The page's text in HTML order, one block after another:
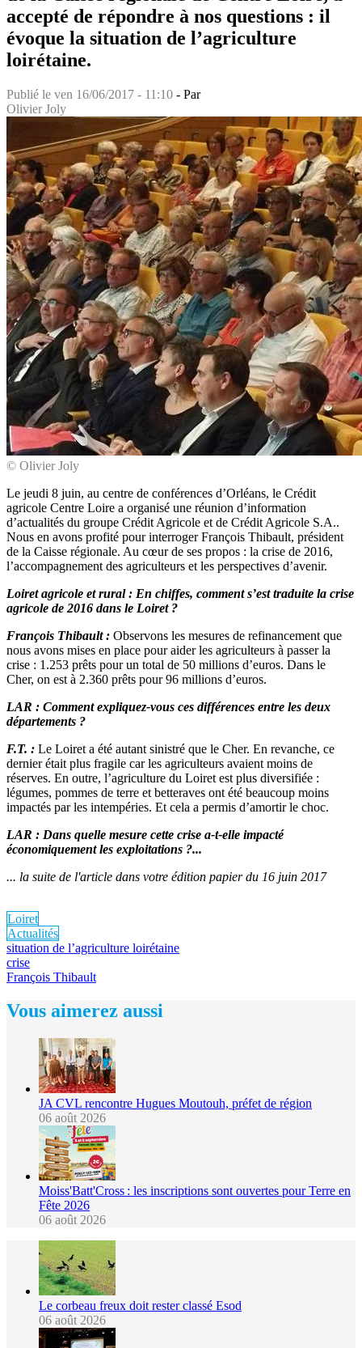
accepté de répondre à nos questions : il
évoque la situation de l’agriculture
loirétaine.
Publié le ven 16/06/2017 - 11:10 - Par
Olivier Joly
© Olivier Joly
Le jeudi 8 juin, au centre de conférences d’Orléans, le Crédit
agricole Centre Loire a organisé une réunion d’information
d’actualités du groupe Crédit Agricole et de Crédit Agricole S.A..
Nous en avons profité pour interroger François Thibault, président
de la Caisse régionale. Au cœur de ses propos : la crise de 2016,
l’accompagnement des agriculteurs et les perspectives d’avenir.
Loiret agricole et rural : En chiffes, comment s’est traduite la crise
agricole de 2016 dans le Loiret ?
François Thibault : Observons les mesures de refinancement que
nous avons mises en place pour aider les agriculteurs à passer la
crise : 1.253 prêts pour un total de 50 millions d’euros. Dans le
Cher, on est à 2.360 prêts pour 96 millions d’euros.
LAR : Comment expliquez-vous ces différences entre les deux
départements ?
F.T. : Le Loiret a été autant sinistré que le Cher. En revanche, ce
dernier était plus fragile car les agriculteurs avaient moins de
réserves. En outre, l’agriculture du Loiret est plus diversifiée :
légumes, pommes de terre et betteraves ont été beaucoup moins
impactés par les intempéries. Et cela a permis d’amortir le choc.
LAR : Dans quelle mesure cette crise a-t-elle impacté
économiquement les exploitations ?...
... la suite de l'article dans votre édition papier du 16 juin 2017
Loiret
Actualités
situation de l’agriculture loirétaine
crise
François Thibault
Vous aimerez aussi
JA CVL rencontre Hugues Moutouh, préfet de région
06 août 2026
Moiss'Batt'Cross : les inscriptions sont ouvertes pour Terre en
Fête 2026
06 août 2026
Le corbeau freux doit rester classé Esod
06 août 2026